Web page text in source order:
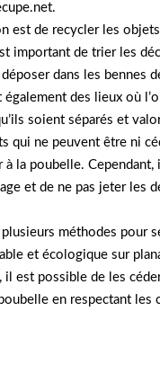
est de recycler les
important de trier les
dans les bennes
également des lieux où
soient séparés et
qui ne peuvent être ni
à la poubelle.
et de ne pas jeter les
méthodes pour
et écologique sur
il est possible de les
en respectant les